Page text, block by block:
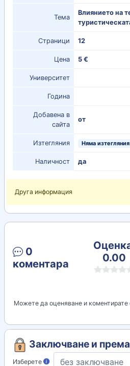
Тема
Влиянието на
Страници 12
Цена 5 €
Университет
Година
Добавена в
сайта
от
Изтегляния Няма изтегляния
Наличност да
Друга информация
0
коментара
0.00
Можете да оценяване и коментирате
Заключване и
Изберете